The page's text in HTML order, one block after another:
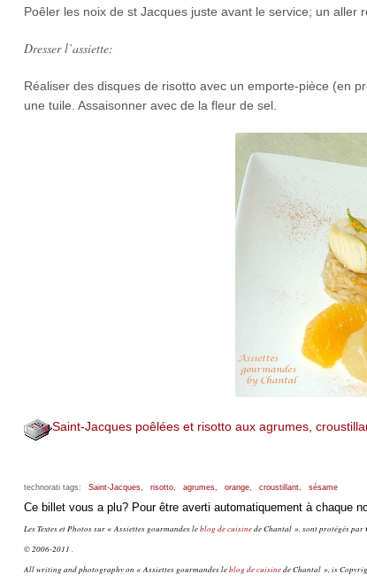
Poêler les noix de st Jacques juste avant le service; un aller
Dresser l’assiette:
Réaliser des disques de risotto avec un emporte-pièce (en
une tuile. Assaisonner avec de la fleur de sel.
Saint-Jacques poêlées et risotto aux agrumes,
technorati tags: Saint-Jacques, risotto, agrumes, orange, croustillant, sésame
Ce billet vous a plu? Pour être averti automatiquement à chaque
Les Textes et Photos sur « Assiettes gourmandes leblog de cuisinede Chantal », sont protégés par
© 2006-2011 .
All writing and photography on « Assiettes gourmandes leblog de cuisinede Chantal », is